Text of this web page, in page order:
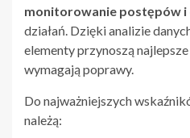
monitorowanie postępów
działań. Dzięki analizie
elementy przynoszą
wymagają poprawy.
Do najważniejszych
należą: